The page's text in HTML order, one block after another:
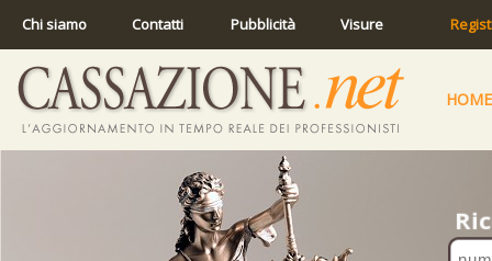
Chi siamo Contatti Pubblicità Visure
HOME